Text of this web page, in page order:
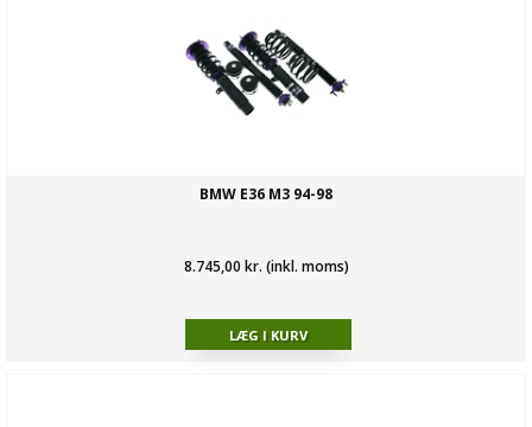
BMW E36 M3 94-98
8.745,00 kr. (inkl. moms)